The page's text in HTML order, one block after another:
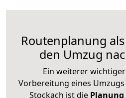
Routenplanung
den Umzug
Ein weiterer
Vorbereitung eines
Stockach ist die Planung